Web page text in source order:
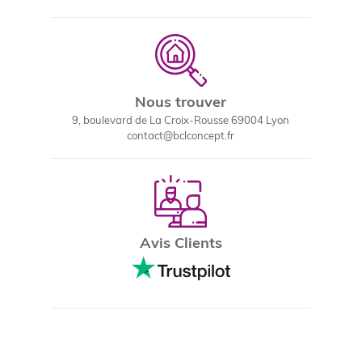
Nous trouver
9, boulevard de La Croix-Rousse 69004 Lyon
contact@bclconcept.fr
Avis Clients